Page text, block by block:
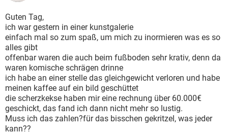
Guten Tag,
ich war gestern in einer kunstgalerie
einfach mal so zum spaß, um mich zu inormieren was es so
alles gibt
offenbar waren die auch beim fußboden sehr krativ, denn da
waren komische schrägen drinne
ich habe an einer stelle das gleichgewicht verloren und habe
meinen kaffee auf ein bild geschüttet
die scherzkekse haben mir eine rechnung über 60.000€
geschickt, das fand ich dann nicht mehr so lustig.
Muss ich das zahlen?für das bisschen gekritzel, was jeder
kann??